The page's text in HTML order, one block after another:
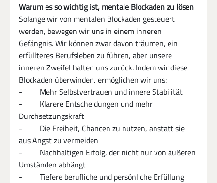
Warum es so wichtig ist, mentale Blockaden zu lösen
Solange wir von mentalen Blockaden gesteuert
werden, bewegen wir uns in einem inneren
Gefängnis. Wir können zwar davon träumen, ein
erfüllteres Berufsleben zu führen, aber unsere
inneren Zweifel halten uns zurück. Indem wir diese
Blockaden überwinden, ermöglichen wir uns:
-         Mehr Selbstvertrauen und innere Stabilität
-         Klarere Entscheidungen und mehr
Durchsetzungskraft
-         Die Freiheit, Chancen zu nutzen, anstatt sie
aus Angst zu vermeiden
-         Nachhaltigen Erfolg, der nicht nur von äußeren
Umständen abhängt
-         Tiefere berufliche und persönliche Erfüllung